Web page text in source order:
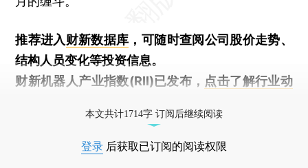
推荐进入财新数据库 ，可随时查阅公司股价走势、
结构人员变化等投资信息。
财新机器人产业指数(RII)已发布， 点击了解行业动
本文共计1714字 订阅后继续阅读
登录 后获取已订阅的阅读权限